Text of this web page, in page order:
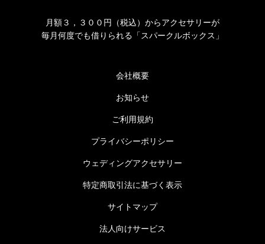
月額３，３００円（税込）からアクセサリーが
毎月何度でも借りられる「スパークルボックス」
会社概要
お知らせ
ご利用規約
プライバシーポリシー
ウェディングアクセサリー
特定商取引法に基づく表示
サイトマップ
法人向けサービス